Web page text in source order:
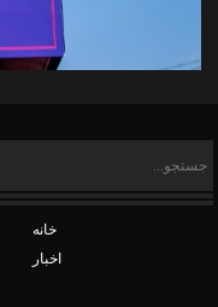
خانه
اخبار